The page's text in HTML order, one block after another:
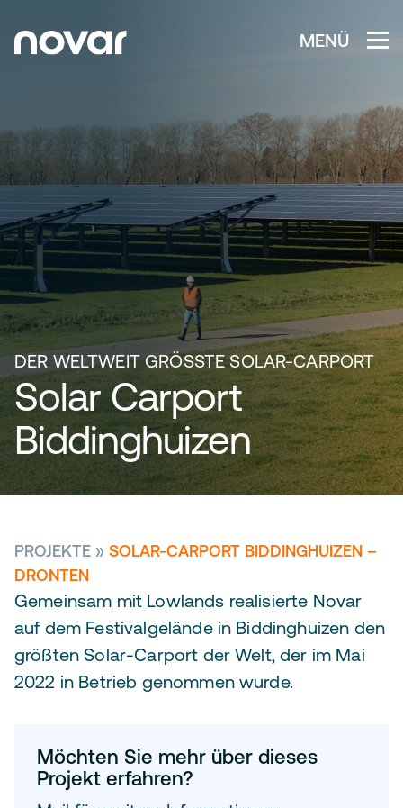
MENÜ
DER WELTWEIT GRÖSSTE SOLAR-CARPORT
Solar Carport
Biddinghuizen
PROJEKTE » SOLAR-CARPORT BIDDINGHUIZEN –
DRONTEN
Gemeinsam mit Lowlands realisierte Novar
auf dem Festivalgelände in Biddinghuizen den
größten Solar-Carport der Welt, der im Mai
2022 in Betrieb genommen wurde.
Möchten Sie mehr über dieses
Projekt erfahren?